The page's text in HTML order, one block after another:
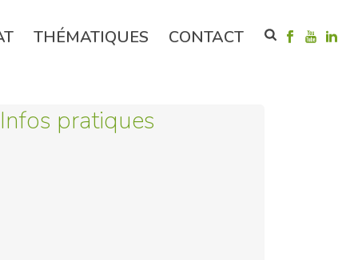
THÉMATIQUES CONTACT
Infos pratiques